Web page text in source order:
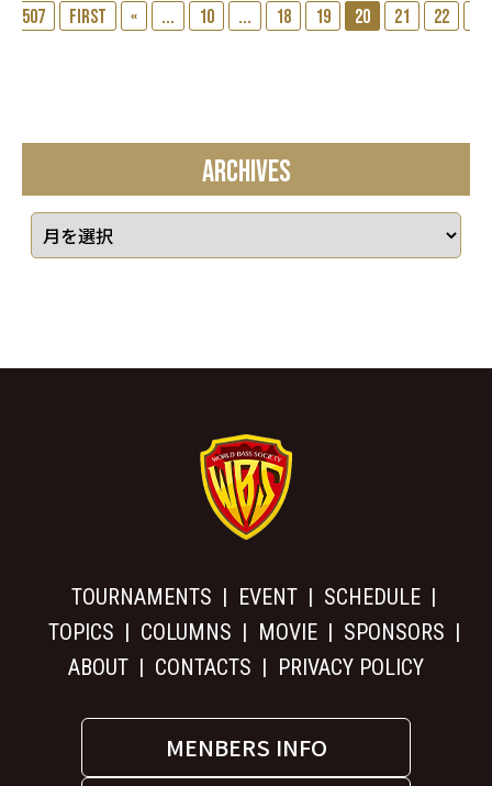
507
First « ... 10 ... 18 19 20 21 22
ARCHIVES
TOURNAMENTS EVENT
SCHEDULE
TOPICS
COLUMNS MOVIE
SPONSORS
ABOUT
CONTACTS PRIVACY POLICY
MENBERS INFO